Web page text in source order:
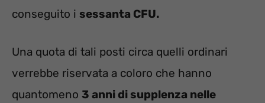
conseguito i sessanta CFU.
Una quota di tali posti circa quelli ordinari
verrebbe riservata a coloro che hanno
quantomeno 3 anni di supplenza nelle